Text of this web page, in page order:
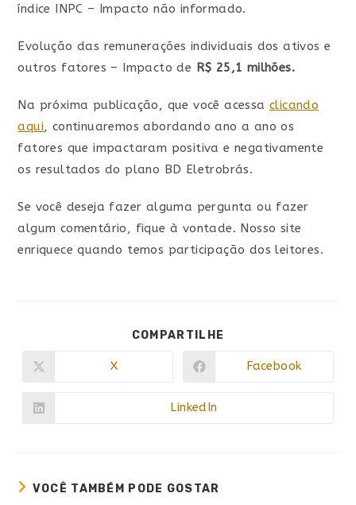
índice INPC – Impacto não informado.
Evolução das remunerações individuais dos ativos e
outros fatores – Impacto de R$ 25,1 milhões.
Na próxima publicação, que você acessaclicando
aqui, continuaremos abordando ano a ano os
fatores que impactaram positiva e negativamente
os resultados do plano BD Eletrobrás.
Se você deseja fazer alguma pergunta ou fazer
algum comentário, fique à vontade. Nosso site
enriquece quando temos participação dos leitores.
COMPARTILHE
X Facebook
LinkedIn
VOCÊ TAMBÉM PODE GOSTAR